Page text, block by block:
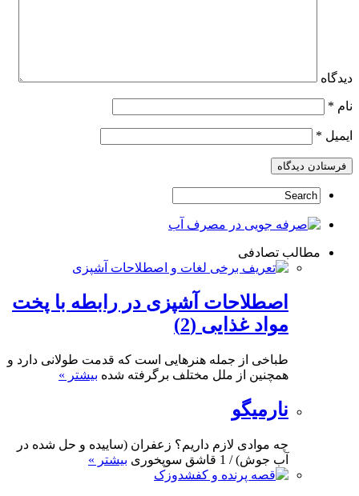
دیدگاه
نام *
ایمیل *
مطالب تصادفی
اصطلاحات آشپزی در رابطه با پخت
مواد غذایی (2)
طباخی از جمله هنرهایی است که قدمت طولانی دارد و
همچنین از ملل مختلف برگرفته شده بیشتر »
نارمیگو
چه موادی لازم داریم؟ زعفران (ساییده و حل شده در
آب جوش) / 1 قاشق سوپخوری
بیشتر »